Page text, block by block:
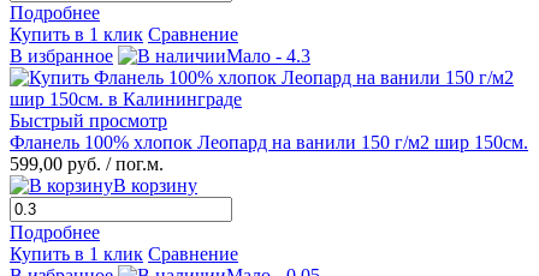
Подробнее
Купить в 1 клик Сравнение
В избранное
Мало - 4.3
Быстрый просмотр
Фланель 100% хлопок Леопард на ванили 150 г/м2 шир 150см.
599,00 руб. / пог.м.
В корзину
Подробнее
Купить в 1 клик Сравнение